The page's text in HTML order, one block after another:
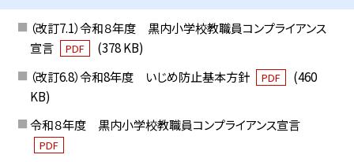
（改訂7.1）令和８年度 黒内小学校教職員コンプライアンス
宣言
PDF
(378 KB)
（改訂6.8）令和8年度 いじめ防止基本方針
PDF
(460
KB)
令和８年度 黒内小学校教職員コンプライアンス宣言
PDF